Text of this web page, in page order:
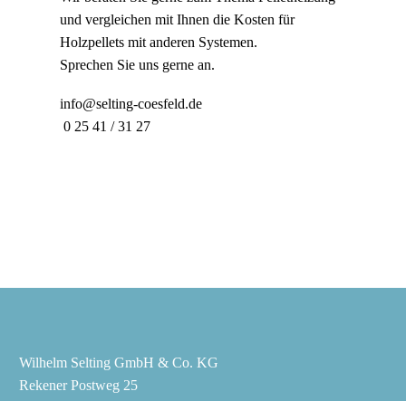
und vergleichen mit Ihnen die Kosten für
Holzpellets mit anderen Systemen.
Sprechen Sie uns gerne an.
info@selting-coesfeld.de
0 25 41 / 31 27
Wilhelm Selting GmbH & Co. KG
Rekener Postweg 25